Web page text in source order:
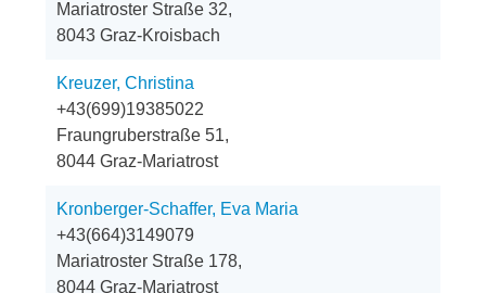
Mariatroster Straße 32,
8043 Graz-Kroisbach
Kreuzer, Christina
+43(699)19385022
Fraungruberstraße 51,
8044 Graz-Mariatrost
Kronberger-Schaffer, Eva Maria
+43(664)3149079
Mariatroster Straße 178,
8044 Graz-Mariatrost